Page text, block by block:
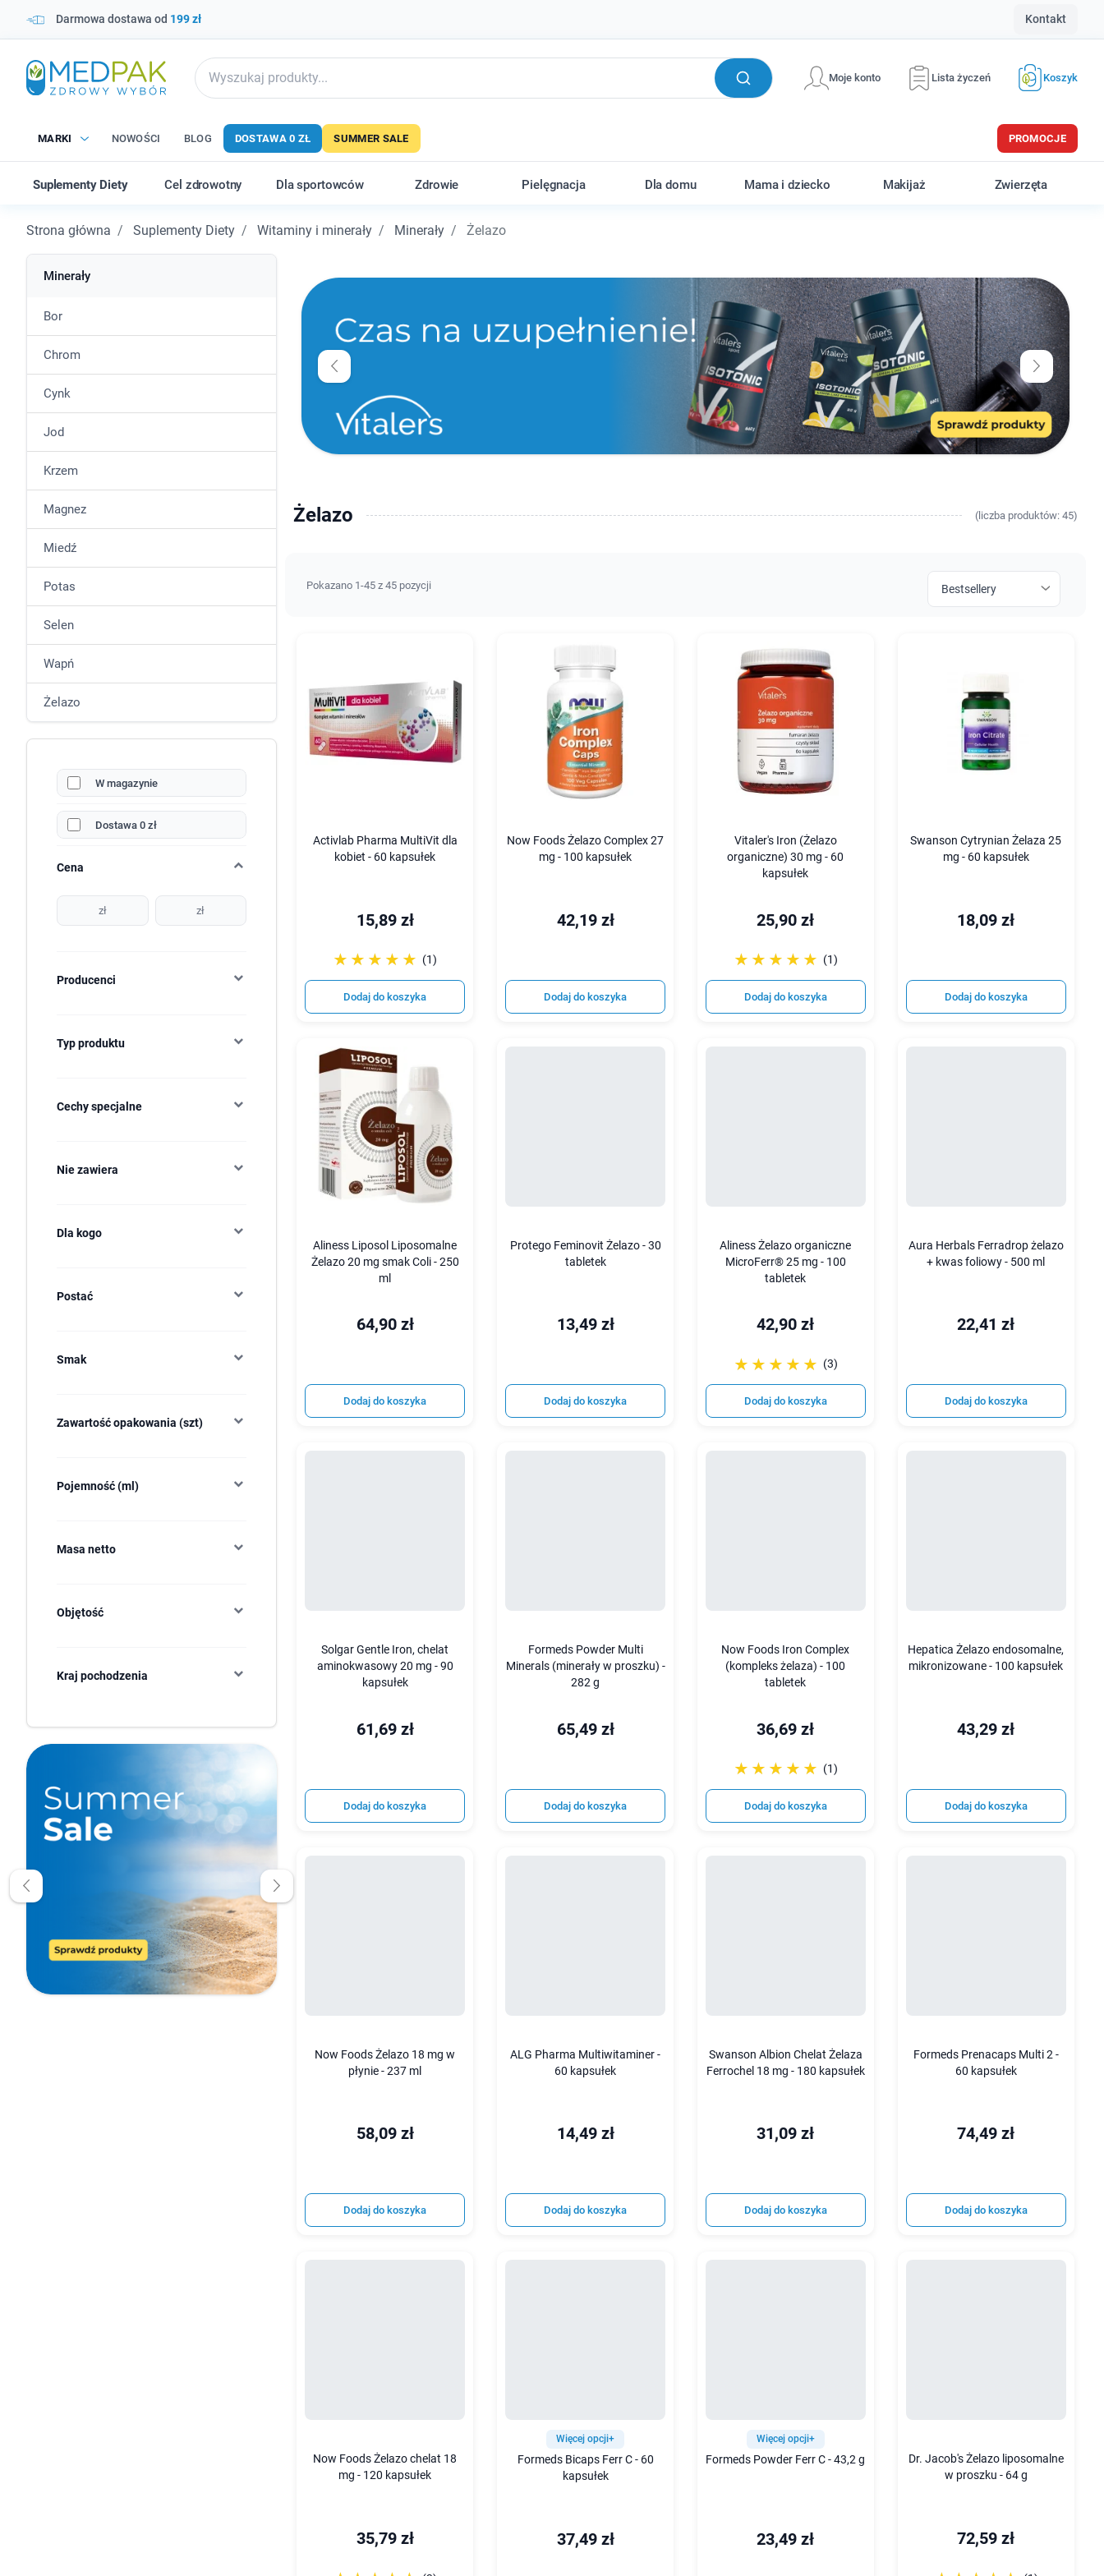
Darmowa dostawa od 199 zł Kontakt
Moje konto Lista życzeń Koszyk
MARKI NOWOŚCI BLOG DOSTAWA 0 ZŁ SUMMER SALE PROMOCJE
Suplementy Diety Cel zdrowotny Dla sportowców Zdrowie Pielęgnacja Dla domu Mama i dziecko Makijaż Zwierzęta
Strona główna Suplementy Diety Witaminy i minerały Minerały Żelazo
Minerały
Bor
Chrom
Cynk
Jod
Krzem
Magnez
Miedź
Potas
Selen
Wapń
Żelazo
W magazynie
Dostawa 0 zł
Cena
zł zł
Producenci
Typ produktu
Cechy specjalne
Nie zawiera
Dla kogo
Postać
Smak
Zawartość opakowania (szt)
Pojemność (ml)
Masa netto
Objętość
Kraj pochodzenia
Żelazo ( liczba produktów: 45)
Pokazano 1-45 z 45 pozycji
Activlab Pharma MultiVit dla
kobiet - 60 kapsułek
15,89 zł
☆☆☆☆☆
★★★★★ (1)
Dodaj do koszyka
Now Foods Żelazo Complex 27
mg - 100 kapsułek
42,19 zł
Dodaj do koszyka
Vitaler's Iron (Żelazo
organiczne) 30 mg - 60
kapsułek
25,90 zł
☆☆☆☆☆
★★★★★ (1)
Dodaj do koszyka
Swanson Cytrynian Żelaza 25
mg - 60 kapsułek
18,09 zł
Dodaj do koszyka
Aliness Liposol Liposomalne
Żelazo 20 mg smak Coli - 250
ml
64,90 zł
Dodaj do koszyka
Protego Feminovit Żelazo - 30
tabletek
13,49 zł
Dodaj do koszyka
Aliness Żelazo organiczne
MicroFerr® 25 mg - 100
tabletek
42,90 zł
☆☆☆☆☆
★★★★★ (3)
Dodaj do koszyka
Aura Herbals Ferradrop żelazo
+ kwas foliowy - 500 ml
22,41 zł
Dodaj do koszyka
Solgar Gentle Iron, chelat
aminokwasowy 20 mg - 90
kapsułek
61,69 zł
Dodaj do koszyka
Formeds Powder Multi
Minerals (minerały w proszku) -
282 g
65,49 zł
Dodaj do koszyka
Now Foods Iron Complex
(kompleks żelaza) - 100
tabletek
36,69 zł
☆☆☆☆☆
★★★★★ (1)
Dodaj do koszyka
Hepatica Żelazo endosomalne,
mikronizowane - 100 kapsułek
43,29 zł
Dodaj do koszyka
Now Foods Żelazo 18 mg w
płynie - 237 ml
58,09 zł
Dodaj do koszyka
ALG Pharma Multiwitaminer -
60 kapsułek
14,49 zł
Dodaj do koszyka
Swanson Albion Chelat Żelaza
Ferrochel 18 mg - 180 kapsułek
31,09 zł
Dodaj do koszyka
Formeds Prenacaps Multi 2 -
60 kapsułek
74,49 zł
Dodaj do koszyka
Now Foods Żelazo chelat 18
mg - 120 kapsułek
35,79 zł
Więcej opcji+
Formeds Bicaps Ferr C - 60
kapsułek
37,49 zł
Więcej opcji+
Formeds Powder Ferr C - 43,2 g
23,49 zł
Dr. Jacob's Żelazo liposomalne
w proszku - 64 g
72,59 zł